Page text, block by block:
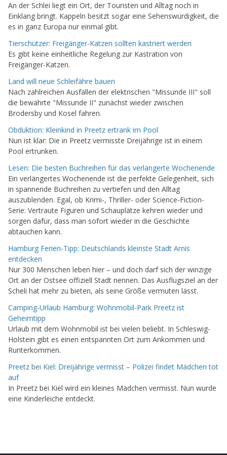
An der Schlei liegt ein Ort, der Touristen und Alltag noch in
Einklang bringt. Kappeln besitzt sogar eine Sehenswürdigkeit, die
es in ganz Europa nur einmal gibt.
Tierschützer: Freigänger-Katzen sollten kastriert werden
Es gibt keine einheitliche Regelung zur Kastration von
Freigänger-Katzen.
Land will neue Schleifähre bauen
Nach zahlreichen Ausfällen der elektrischen "Missunde III" soll
die bewährte "Missunde II" zunächst wieder zwischen
Brodersby und Kosel fahren.
Obduktion: Kleinkind in Preetz ertrank im Pool
Nun ist klar: Die in Preetz vermisste Dreijährige ist in einem
Pool ertrunken.
Lesen: Die besten Buchreihen für das verlängerte Wochenende
Ein verlängertes Wochenende ist die perfekte Gelegenheit, sich
in spannende Buchreihen zu vertiefen und den Alltag
auszublenden. Egal, ob Krimi-, Thriller- oder Science-Fiction-
Serie: Vertraute Figuren und Schauplätze kehren wieder und
sorgen dafür, dass man sofort wieder in die Geschichte
abtauchen kann.
Hamburg Ferien-Tipp: Deutschlands kleinste Stadt Arnis
entdecken
Nur 300 Menschen leben hier – und doch darf sich der winzige
Ort an der Ostsee offiziell Stadt nennen. Das Ausflugsziel an der
Scheli hat mehr zu bieten, als seine Größe vermuten lässt.
Camping-Urlaub Hamburg: Wohnmobil-Park Preetz ist
Geheimtipp
Urlaub mit dem Wohnmobil ist bei vielen beliebt. In Schleswig-
Holstein gibt es einen entspannten Ort zum Ankommen und
Runterkommen.
Preetz bei Kiel: Dreijährige vermisst – Polizei findet Mädchen tot
auf
In Preetz bei Kiel wird ein kleines Mädchen vermisst. Nun wurde
eine Kinderleiche entdeckt.